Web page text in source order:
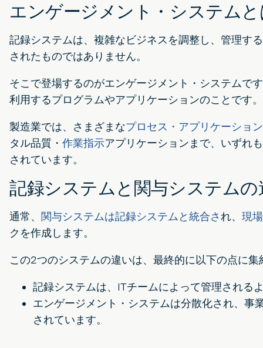
エンゲージメント・システム
記録システムは、複雑なビジネスを調整し、管理す
されたものではありません。
そこで登場するのがエンゲージメント・システムで
利用するプログラムやアプリケーションのことです。
製造業では、さまざまなプロセス・アプリケーショ
タル品質・ 作業指示アプリケーションまで、いずれ
されています。
記録システムと関与システムの
通常、 関与システムは記録システムと統合され、 現
クを作成します。
この2つのシステムの違いは、最終的に以下の点に集
記録システムは、ITチームによって管理される
エンゲージメント・システムは分散化され、事
されています。